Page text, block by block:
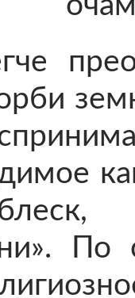
По